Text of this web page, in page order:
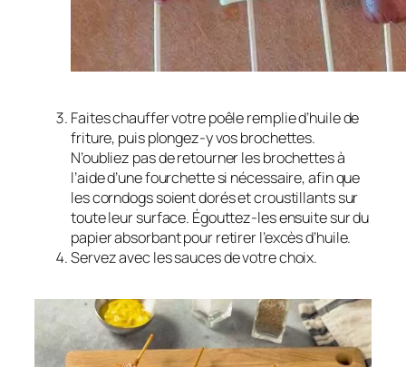
Faites chauffer votre poêle remplie d’huile de
friture, puis plongez-y vos brochettes.
N’oubliez pas de retourner les brochettes à
l’aide d’une fourchette si nécessaire, afin que
les corndogs soient dorés et croustillants sur
toute leur surface. Égouttez-les ensuite sur du
papier absorbant pour retirer l’excès d’huile.
Servez avec les sauces de votre choix.